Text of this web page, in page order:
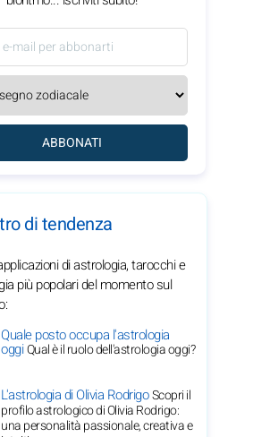
ABBONATI
di tendenza
di astrologia, tarocchi e
più popolari del momento sul
Quale posto occupa l'astrologia
oggiQual è il ruolo dell'astrologia oggi?
L'astrologia di Olivia RodrigoScopri il
profilo astrologico di Olivia Rodrigo:
una personalità passionale, creativa e